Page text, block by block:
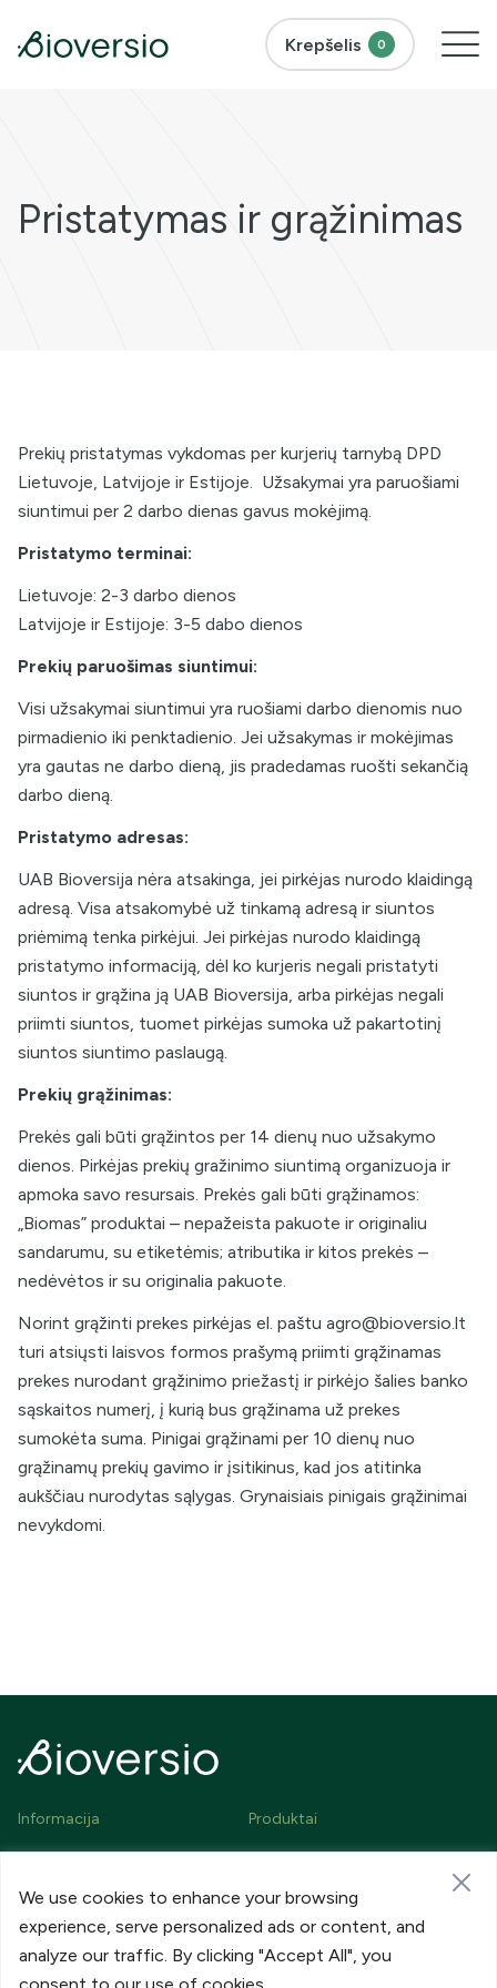
We use cookies to enhance your browsing
experience, serve personalized ads or content, and
analyze our traffic. By clicking "Accept All", you
Krepšelis 0
Pristatymas ir grąžinimas
Prekių pristatymas vykdomas per kurjerių tarnybą DPD
Lietuvoje, Latvijoje ir Estijoje. Užsakymai yra paruošiami
siuntimui per 2 darbo dienas gavus mokėjimą.
Pristatymo terminai:
Lietuvoje: 2-3 darbo dienos
Latvijoje ir Estijoje: 3-5 dabo dienos
Prekių paruošimas siuntimui:
Visi užsakymai siuntimui yra ruošiami darbo dienomis nuo
pirmadienio iki penktadienio. Jei užsakymas ir mokėjimas
yra gautas ne darbo dieną, jis pradedamas ruošti sekančią
darbo dieną.
Pristatymo adresas:
UAB Bioversija nėra atsakinga, jei pirkėjas nurodo klaidingą
adresą. Visa atsakomybė už tinkamą adresą ir siuntos
priėmimą tenka pirkėjui. Jei pirkėjas nurodo klaidingą
pristatymo informaciją, dėl ko kurjeris negali pristatyti
siuntos ir grąžina ją UAB Bioversija, arba pirkėjas negali
priimti siuntos, tuomet pirkėjas sumoka už pakartotinį
siuntos siuntimo paslaugą.
Prekių grąžinimas:
Prekės gali būti grąžintos per 14 dienų nuo užsakymo
dienos. Pirkėjas prekių gražinimo siuntimą organizuoja ir
apmoka savo resursais. Prekės gali būti grąžinamos:
„Biomas” produktai – nepažeista pakuote ir originaliu
sandarumu, su etiketėmis; atributika ir kitos prekės –
nedėvėtos ir su originalia pakuote.
Norint grąžinti prekes pirkėjas el. paštu agro@bioversio.lt
turi atsiųsti laisvos formos prašymą priimti grąžinamas
prekes nurodant grąžinimo priežastį ir pirkėjo šalies banko
sąskaitos numerį, į kurią bus grąžinama už prekes
sumokėta suma. Pinigai grąžinami per 10 dienų nuo
grąžinamų prekių gavimo ir įsitikinus, kad jos atitinka
aukščiau nurodytas sąlygas. Grynaisiais pinigais grąžinimai
nevykdomi.
Informacija
Mokėjimo būdai
Pristatymas ir grąžinimas
Privatumo politika
Produktai
Atributika